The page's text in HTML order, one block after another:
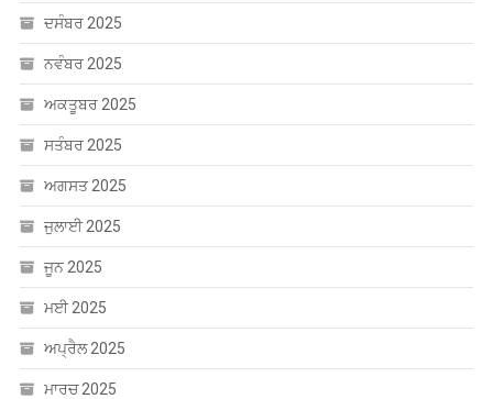
ਦਸੰਬਰ 2025
ਨਵੰਬਰ 2025
ਅਕਤੂਬਰ 2025
ਸਤੰਬਰ 2025
ਅਗਸਤ 2025
ਜੁਲਾਈ 2025
ਜੂਨ 2025
ਮਈ 2025
ਅਪ੍ਰੈਲ 2025
ਮਾਰਚ 2025